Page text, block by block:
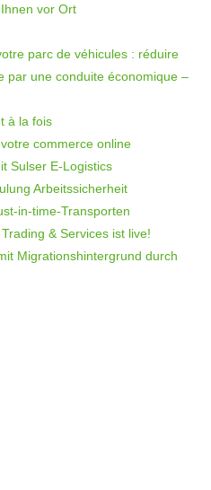
vor Ort
parc de véhicules : réduire
par une conduite économique –
à la fois
commerce online
Sulser E-Logistics
Arbeitssicherheit
in-time-Transporten
& Services ist live!
Migrationshintergrund durch